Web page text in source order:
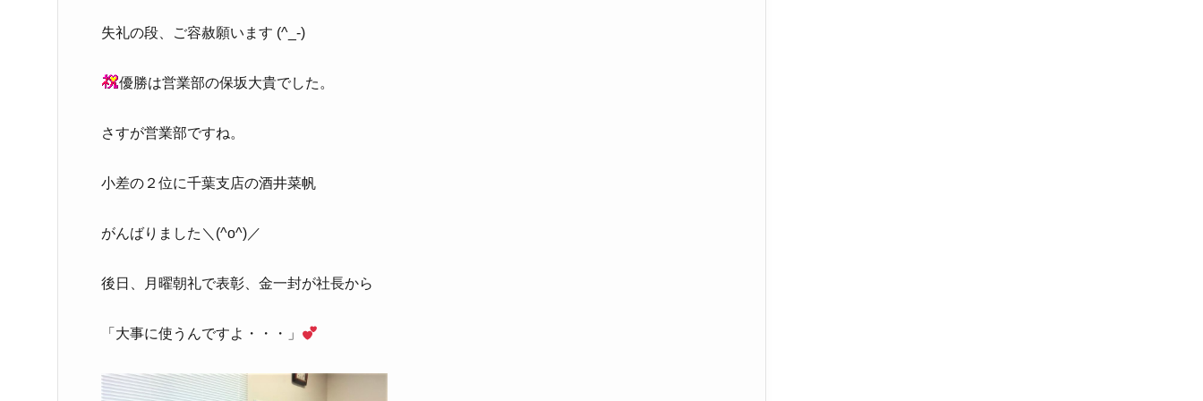
失礼の段、ご容赦願います (^_-)
優勝は営業部の保坂大貴でした。
さすが営業部ですね。
小差の２位に千葉支店の酒井菜帆
がんばりました＼(^o^)／
後日、月曜朝礼で表彰、金一封が社長から
「大事に使うんですよ・・・」